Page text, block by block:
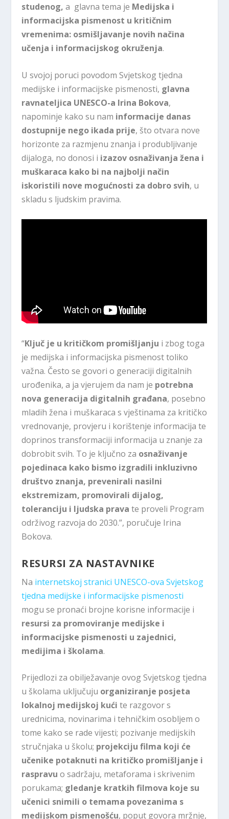
studenog, a glavna tema je Medijska i
informacijska pismenost u kritičnim
vremenima: osmišljavanje novih načina
učenja i informacijskog okruženja.
U svojoj poruci povodom Svjetskog tjedna
medijske i informacijske pismenosti, glavna
ravnateljica UNESCO-a Irina Bokova,
napominje kako su nam informacije danas
dostupnije nego ikada prije, što otvara nove
horizonte za razmjenu znanja i produbljivanje
dijaloga, no donosi i izazov osnaživanja žena i
muškaraca kako bi na najbolji način
iskoristili nove mogućnosti za dobro svih, u
skladu s ljudskim pravima.
“Ključ je u kritičkom promišljanju i zbog toga
je medijska i informacijska pismenost toliko
važna. Često se govori o generaciji digitalnih
urođenika, a ja vjerujem da nam je potrebna
nova generacija digitalnih građana, posebno
mladih žena i muškaraca s vještinama za kritičko
vrednovanje, provjeru i korištenje informacija te
doprinos transformaciji informacija u znanje za
dobrobit svih. To je ključno za osnaživanje
pojedinaca kako bismo izgradili inkluzivno
društvo znanja, prevenirali nasilni
ekstremizam, promovirali dijalog,
toleranciju i ljudska prava te proveli Program
održivog razvoja do 2030.”, poručuje Irina
Bokova.
RESURSI ZA NASTAVNIKE
Na internetskoj stranici UNESCO-ova Svjetskog
tjedna medijske i informacijske pismenosti
mogu se pronaći brojne korisne informacije i
resursi za promoviranje medijske i
informacijske pismenosti u zajednici,
medijima i školama.
Prijedlozi za obilježavanje ovog Svjetskog tjedna
u školama uključuju organiziranje posjeta
lokalnoj medijskoj kući te razgovor s
urednicima, novinarima i tehničkim osobljem o
tome kako se rade vijesti; pozivanje medijskih
stručnjaka u školu; projekciju filma koji će
učenike potaknuti na kritičko promišljanje i
raspravu o sadržaju, metaforama i skrivenim
porukama; gledanje kratkih filmova koje su
učenici snimili o temama povezanima s
medijskom pismenošću, poput govora mržnje,